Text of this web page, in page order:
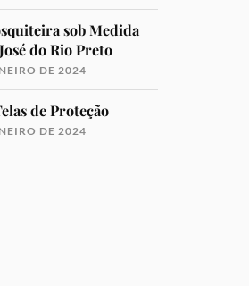
sob Medida
do Rio Preto
DE 2024
de Proteção
DE 2024